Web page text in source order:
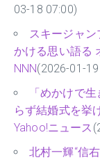
03-18 07:00)
スキージャン
かける思い語る
NNN(2026-01-
「めかけで
らず結婚式を挙
Yahoo!ニュース
北村一輝“信